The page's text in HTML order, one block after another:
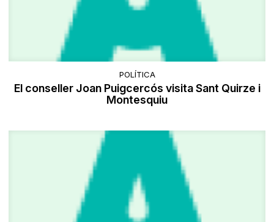
POLÍTICA
El conseller Joan Puigcercós visita Sant Quirze i
Montesquiu